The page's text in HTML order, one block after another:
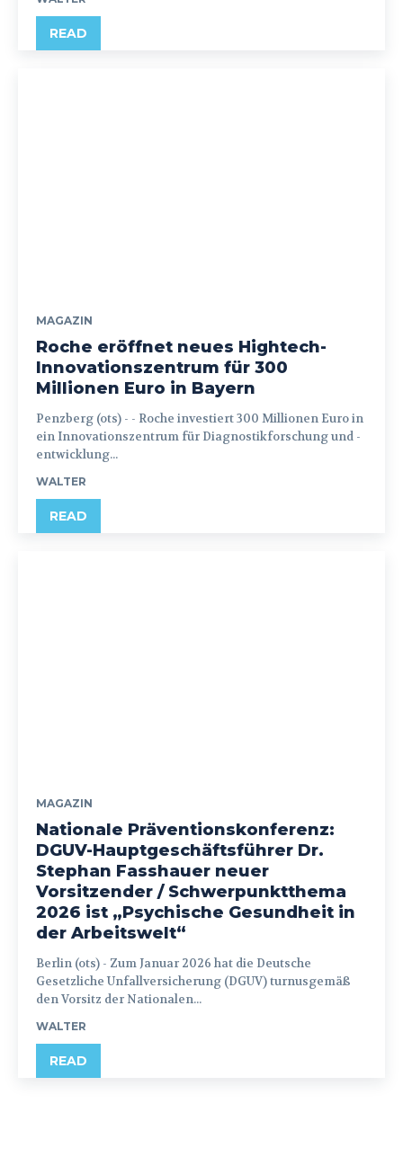
READ
MAGAZIN
Roche eröffnet neues Hightech-
Innovationszentrum für 300
Millionen Euro in Bayern
Penzberg (ots) - - Roche investiert 300 Millionen Euro in
ein Innovationszentrum für Diagnostikforschung und -
entwicklung...
WALTER
READ
MAGAZIN
Nationale Präventionskonferenz:
DGUV-Hauptgeschäftsführer Dr.
Stephan Fasshauer neuer
Vorsitzender / Schwerpunktthema
2026 ist „Psychische Gesundheit in
der Arbeitswelt“
Berlin (ots) - Zum Januar 2026 hat die Deutsche
Gesetzliche Unfallversicherung (DGUV) turnusgemäß
den Vorsitz der Nationalen...
WALTER
READ